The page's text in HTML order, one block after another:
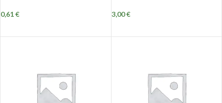
0,61€ 3,00€